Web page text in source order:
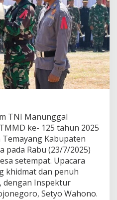
TNI Manunggal
ke- 125 tahun 2025
Temayang Kabupaten
pada Rabu (23/7/2025)
setempat. Upacara
khidmat dan penuh
dengan Inspektur
Setyo Wahono.